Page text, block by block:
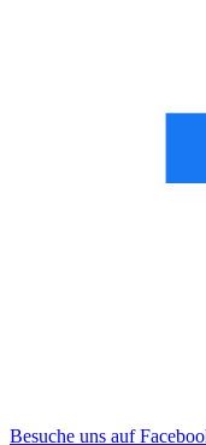
Besuche uns auf